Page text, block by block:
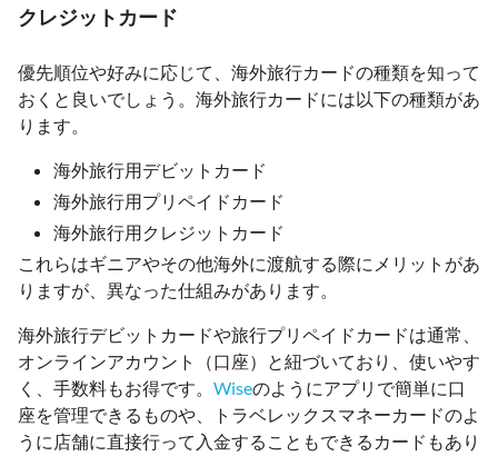
クレジットカード
優先順位や好みに応じて、海外旅行カードの種類を知って
おくと良いでしょう。海外旅行カードには以下の種類があ
ります。
海外旅行用デビットカード
海外旅行用プリペイドカード
海外旅行用クレジットカード
これらはギニアやその他海外に渡航する際にメリットがあ
りますが、異なった仕組みがあります。
海外旅行デビットカードや旅行プリペイドカードは通常、
オンラインアカウント（口座）と紐づいており、使いやす
く、手数料もお得です。 Wiseのようにアプリで簡単に口
座を管理できるものや、トラベレックスマネーカードのよ
うに店舗に直接行って入金することもできるカードもあり